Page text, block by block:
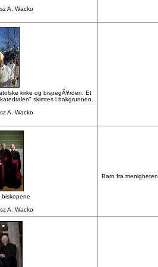
A. Wacko
kirke og bispegÃ¥rden. Et
skimtes i bakgrunnen.
A. Wacko
biskopene
A. Wacko
Barn fra